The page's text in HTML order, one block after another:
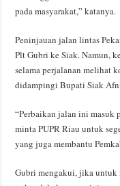
pada masyarakat,” katanya.
Peninjauan jalan lintas
Plt Gubri ke Siak. Namun,
selama perjalanan melihat
didampingi Bupati Siak
“Perbaikan jalan ini masuk
minta PUPR Riau untuk
yang juga membantu
Gubri mengakui, jika untuk